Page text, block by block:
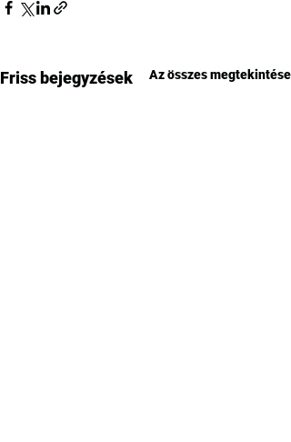
Friss bejegyzések Az összes megtekintése